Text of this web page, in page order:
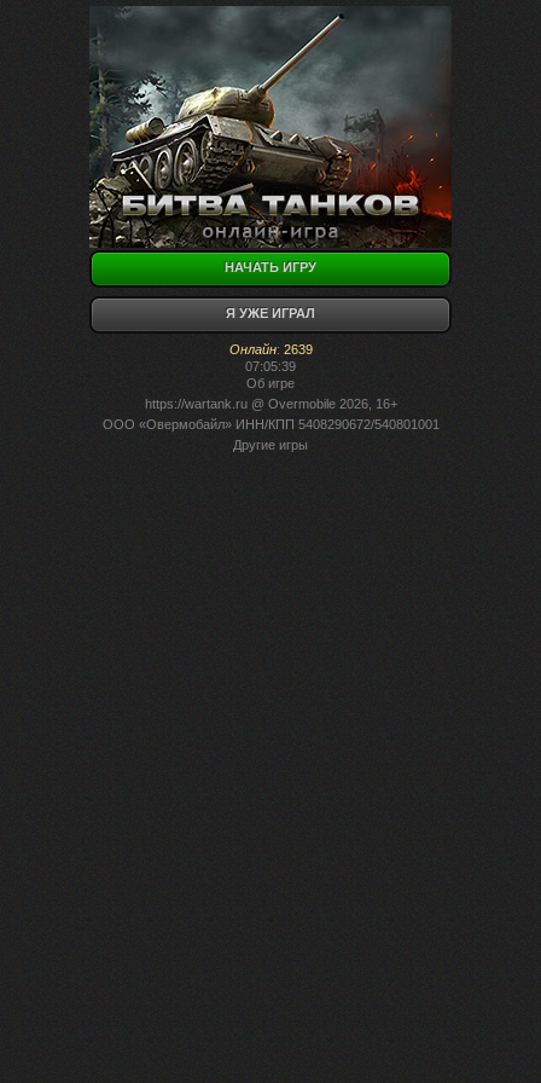
НАЧАТЬ ИГРУ
Я УЖЕ ИГРАЛ
Онлайн: 2639
07:05:39
Об игре
https://wartank.ru@ Overmobile 2026, 16+
ООО «Овермобайл» ИНН/КПП 5408290672/540801001
Другие игры